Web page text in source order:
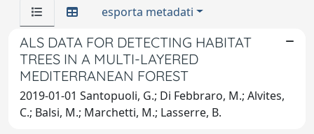
esporta metadati
ALS DATA FOR DETECTING HABITAT
TREES IN A MULTI-LAYERED
MEDITERRANEAN FOREST
2019-01-01 Santopuoli, G.; Di Febbraro, M.; Alvites,
C.; Balsi, M.; Marchetti, M.; Lasserre, B.